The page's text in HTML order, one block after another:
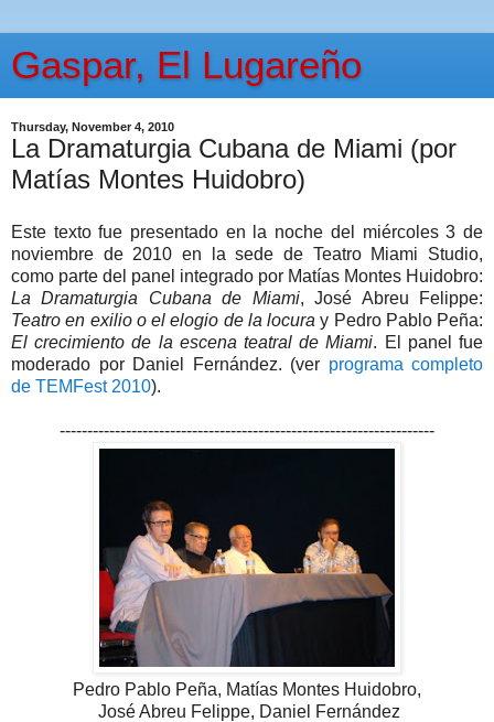
Gaspar, El Lugareño
Thursday, November 4, 2010
La Dramaturgia Cubana de Miami (por
Matías Montes Huidobro)
Este texto fue presentado en la noche del miércoles 3 de
noviembre de 2010 en la sede de Teatro Miami Studio,
como parte del panel integrado por Matías Montes Huidobro:
La Dramaturgia Cubana de Miami, José Abreu Felippe:
Teatro en exilio o el elogio de la locura y Pedro Pablo Peña:
El crecimiento de la escena teatral de Miami. El panel fue
moderado por Daniel Fernández. (ver programa completo
de TEMFest 2010).
--------------------------------------------------------------------
Pedro Pablo Peña, Matías Montes Huidobro,
José Abreu Felippe, Daniel Fernández